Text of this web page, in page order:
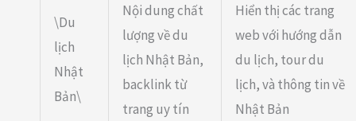
\Du
lịch
Nhật
Bản\
Nội dung chất
lượng về du
lịch Nhật Bản,
backlink từ
trang uy tín
Hiển thị các trang
web với hướng dẫn
du lịch, tour du
lịch, và thông tin về
Nhật Bản